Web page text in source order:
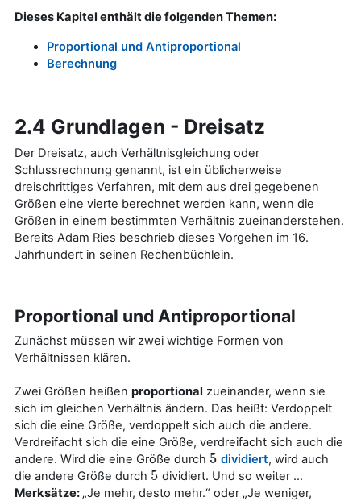
Dieses Kapitel enthält die folgenden Themen:
Proportional und Antiproportional
Berechnung
2.4 Grundlagen - Dreisatz
Der Dreisatz, auch Verhältnisgleichung oder
Schlussrechnung genannt, ist ein üblicherweise
dreischrittiges Verfahren, mit dem aus drei gegebenen
Größen eine vierte berechnet werden kann, wenn die
Größen in einem bestimmten Verhältnis zueinanderstehen.
Bereits Adam Ries beschrieb dieses Vorgehen im 16.
Jahrhundert in seinen Rechenbüchlein.
Proportional und Antiproportional
Zunächst müssen wir zwei wichtige Formen von
Verhältnissen klären.
Zwei Größen heißen proportional zueinander, wenn sie
sich im gleichen Verhältnis ändern. Das heißt: Verdoppelt
sich die eine Größe, verdoppelt sich auch die andere.
Verdreifacht sich die eine Größe, verdreifacht sich auch die
andere. Wird die eine Größe durch 5
5 dividiert, wird auch
die andere Größe durch 5
5 dividiert. Und so weiter …
Merksätze: „Je mehr, desto mehr.“ oder „Je weniger,